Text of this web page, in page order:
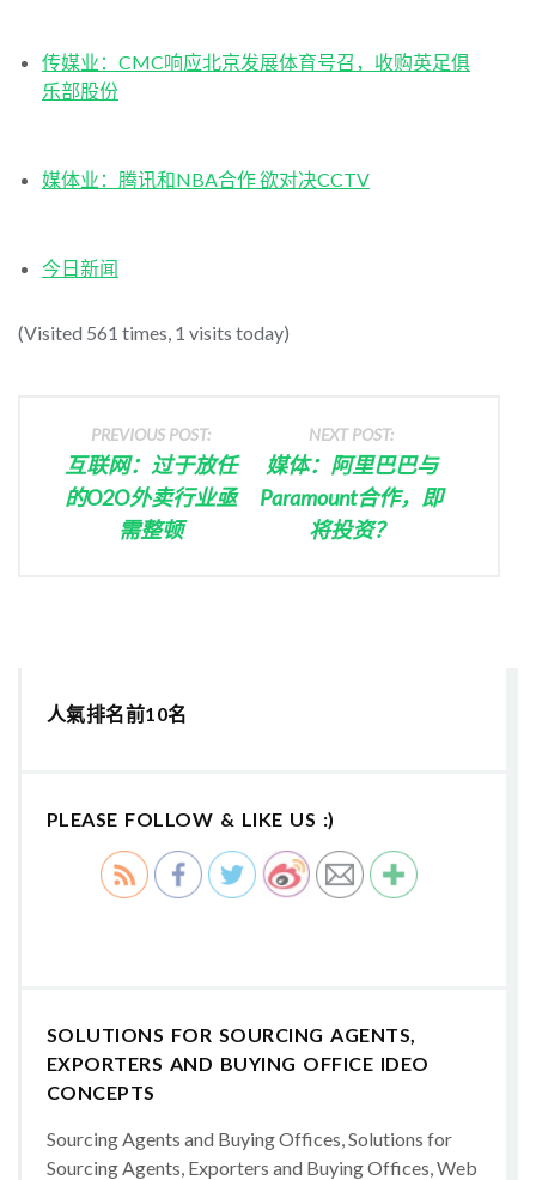
传媒业：CMC响应北京发展体育号召，收购英足俱
乐部股份
媒体业：腾讯和NBA合作 欲对决CCTV
今日新闻
(Visited 561 times, 1 visits today)
PREVIOUS POST:
互联网：过于放任
的O2O外卖行业亟
需整顿
NEXT POST:
媒体：阿里巴巴与
Paramount合作，即
将投资？
人氣排名前10名
PLEASE FOLLOW & LIKE US :)
SOLUTIONS FOR SOURCING AGENTS,
EXPORTERS AND BUYING OFFICE IDEO
CONCEPTS
Sourcing Agents and Buying Offices, Solutions for
Sourcing Agents, Exporters and Buying Offices, Web